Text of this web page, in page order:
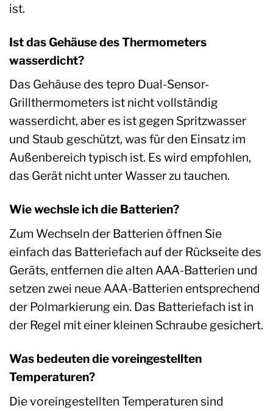
ist.
Ist das Gehäuse des Thermometers
wasserdicht?
Das Gehäuse des tepro Dual-Sensor-
Grillthermometers ist nicht vollständig
wasserdicht, aber es ist gegen Spritzwasser
und Staub geschützt, was für den Einsatz im
Außenbereich typisch ist. Es wird empfohlen,
das Gerät nicht unter Wasser zu tauchen.
Wie wechsle ich die Batterien?
Zum Wechseln der Batterien öffnen Sie
einfach das Batteriefach auf der Rückseite des
Geräts, entfernen die alten AAA-Batterien und
setzen zwei neue AAA-Batterien entsprechend
der Polmarkierung ein. Das Batteriefach ist in
der Regel mit einer kleinen Schraube gesichert.
Was bedeuten die voreingestellten
Temperaturen?
Die voreingestellten Temperaturen sind